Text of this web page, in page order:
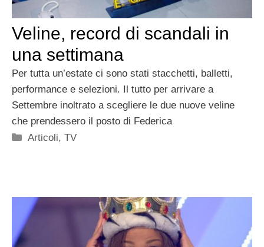
Veline, record di scandali in
una settimana
Per tutta un’estate ci sono stati stacchetti, balletti,
performance e selezioni. Il tutto per arrivare a
Settembre inoltrato a scegliere le due nuove veline
che prendessero il posto di Federica
Categorie
Articoli,TV